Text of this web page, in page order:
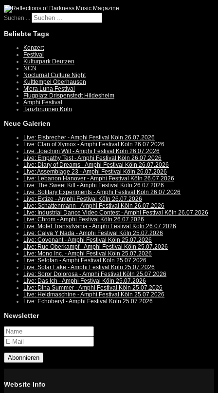
Suchen ...
Beliebte Tags
Konzert
Festival
Kulturpark Deutzen
NCN
Nocturnal Culture Night
Kulttempel Oberhausen
M'era Luna Festival
Flugplatz Drispenstedt Hildesheim
Amphi Festival
Tanzbrunnen Köln
Neue Galerien
Live: Eisbrecher - Amphi Festival Köln 26.07.2026
Live: Clan of Xymox - Amphi Festival Köln 26.07.2026
Live: Joachim Witt - Amphi Festival Köln 26.07.2026
Live: Empathy Test - Amphi Festival Köln 26.07.2026
Live: Diary of Dreams - Amphi Festival Köln 26.07.2026
Live: Assemblage 23 - Amphi Festival Köln 26.07.2026
Live: Lebanon Hanover - Amphi Festival Köln 26.07.2026
Live: The Sweet Kill - Amphi Festival Köln 26.07.2026
Live: Solitary Experiments - Amphi Festival Köln 26.07.2026
Live: Extize - Amphi Festival Köln 26.07.2026
Live: Schattenmann - Amphi Festival Köln 26.07.2026
Live: Industrial Dance Video Contest - Amphi Festival Köln 26.07.2026
Live: Chrom - Amphi Festival Köln 26.07.2026
Live: Motel Transylvania - Amphi Festival Köln 26.07.2026
Live: Calva Y Nada - Amphi Festival Köln 25.07.2026
Live: Covenant - Amphi Festival Köln 25.07.2026
Live: Rue Oberkampf - Amphi Festival Köln 25.07.2026
Live: Mono Inc. - Amphi Festival Köln 25.07.2026
Live: Selofan - Amphi Festival Köln 25.07.2026
Live: Solar Fake - Amphi Festival Köln 25.07.2026
Live: Soror Dolorosa - Amphi Festival Köln 25.07.2026
Live: Das Ich - Amphi Festival Köln 25.07.2026
Live: Dina Summer - Amphi Festival Köln 25.07.2026
Live: Heldmaschine - Amphi Festival Köln 25.07.2026
Live: Echoberyl - Amphi Festival Köln 25.07.2026
Newsletter
Abonnieren
Website Info